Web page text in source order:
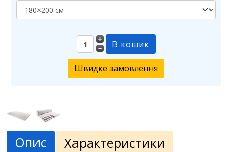
Швидке замовлення
Опис
Характеристики